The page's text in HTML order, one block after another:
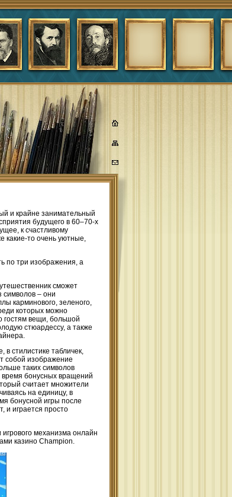
и крайне занимательный
будущего в 60–70-х
к счастливому
какие-то очень уютные,
по три изображения, а
сможет
символов – они
карминового, зеленого,
которых можно
гостям вещи, большой
стюардессу, а также
стилистике табличек,
собой изображение
таких символов
время бонусных вращений
считает множители
на единицу, в
бонусной игры после
и играется просто
механизма онлайн
казино Champion.